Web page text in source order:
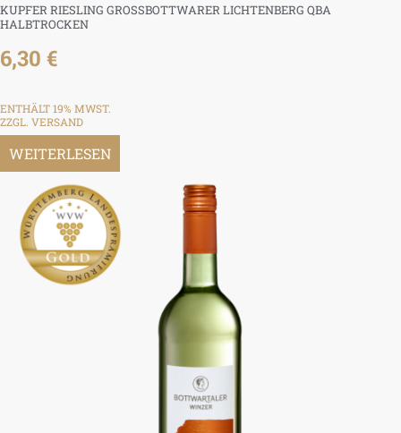
KUPFER RIESLING GROSSBOTTWARER LICHTENBERG QBA H
ALBTROCKEN
6,30 €
ENTHÄLT 19% MWST.
ZZGL. VERSAND
WEITERLESEN